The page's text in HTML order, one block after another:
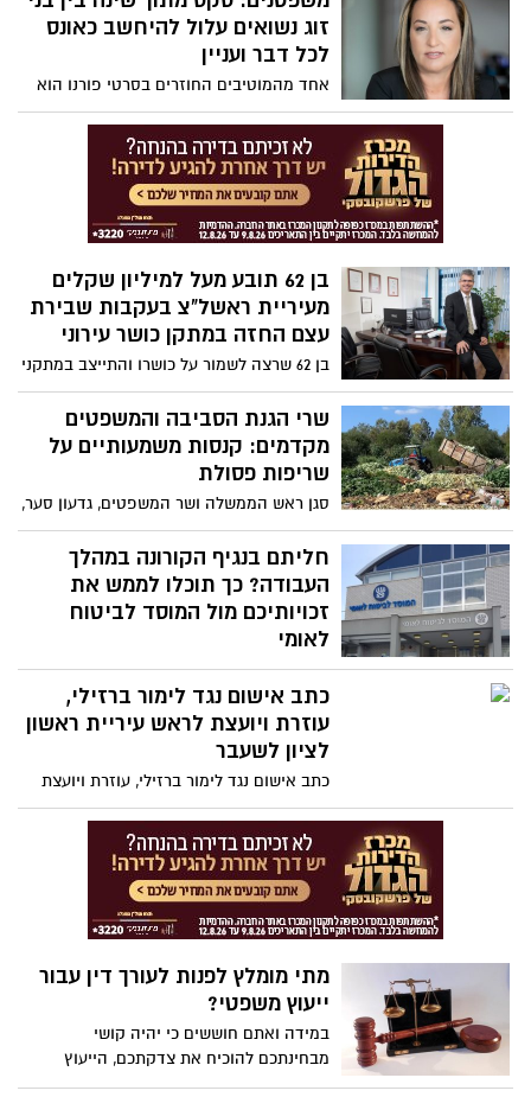
גובה תשלום גבוה יותר". יוחננוף: "כאשר נקבל
את התביעה נתייחס אליה במסגרת ההליך"
זוג נשואים עלול להיחשב כאונס
לכל דבר ועניין
אחד מהמוטיבים החוזרים בסרטי פורנו הוא
יחסי מין שתחילתם כאשר אחד מהפרטנרים
ישן. אך עורכת הדין הוותיקה עינבר לב,
המתמחה בדיני משפחה טוענת כי יחסי מין
שכאלה, גם בין בני זוג הנשואים זה לזו שנים
רבות, נחשבים על פי הדין הפלילי כאונס לכל
דבר.
בן 62 תובע מעל למיליון שקלים
מעיריית ראשל"צ בעקבות שבירת
עצם החזה במתקן כושר עירוני
בן 62 שרצה לשמור על כושרו והתייצב במתקני
הכושר העירוניים בפארק התזמורת בראשל"צ,
סובל מאז מקשיי נשימה, מכאבים בחזה והוא
מתקשה לשכב ולהירדם על ביטנו. כך עולה
מתביעה שהגיש באמצעות עו"ד דותן לינדנברג
שרי הגנת הסביבה והמשפטים
מקדמים: קנסות משמעותיים על
שריפות פסולת
סגן ראש הממשלה ושר המשפטים, גדעון סער,
והשרה להגנת הסביבה, תמר זנדברג, העבירו
לאישורה של ועדת החוקה, חוק ומשפט של
הכנסת, תיקון צו אשר מטרתו ייעול והגברת
האכיפה כנגד הבערת פסולת, על ידי קביעתה
כעבירת קנס.
חליתם בנגיף הקורונה במהלך
העבודה? כך תוכלו לממש את
זכויותיכם מול המוסד לביטוח
לאומי
הידבקות במחלת הקורונה במהלך העבודה
תוכר ע"י המוסד לביטוח לאומי כתאונת
עבודה. עובדים שכירים, עובדים עצמאים או
מתנדבים, אשר נדבקו בנגיף הקורונה תוך כדי
לביטוח הלאומי תביעה להכרה בכך כתאונת
עבודה
כתב אישום נגד לימור ברזילי,
עוזרת ויועצת לראש עיריית ראשון
לציון לשעבר
כתב אישום נגד לימור ברזילי, עוזרת ויועצת
לראש עיריית ראשון לציון לשעבר, במסגרת
פרשת פינוי מוקשים, בגין מרמה והפרת
אמונים. כתב האישום הוגש במסגרת הסדר
טיעון שנחתם עם הנאשמת.
מתי מומלץ לפנות לעורך דין עבור
ייעוץ משפטי?
במידה ואתם חוששים כי יהיה קושי
מבחינתכם להוכיח את צדקתכם, הייעוץ
המשפטי יהיה חשוב מאוד והוא יוכל לסייע